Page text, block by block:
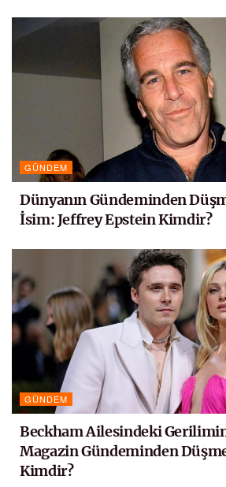
GÜNDEM
Dünyanın Gündeminden
İsim: Jeffrey Epstein Kimdir?
GÜNDEM
Beckham Ailesindeki Gerilimin
Magazin Gündeminden
Kimdir?